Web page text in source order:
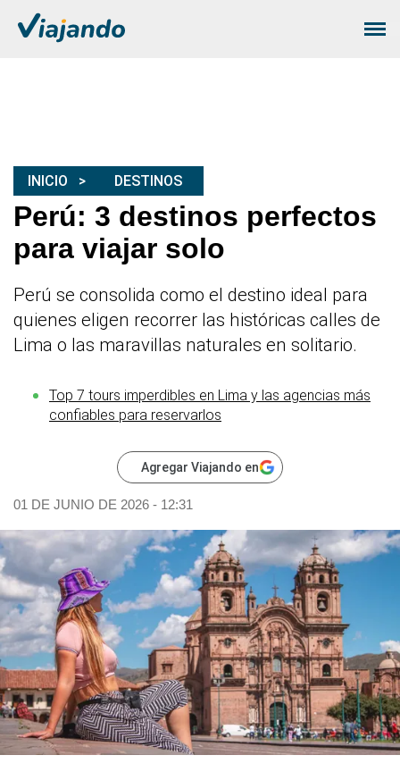
INICIO DESTINOS
Perú: 3 destinos perfectos
para viajar solo
Perú se consolida como el destino ideal para
quienes eligen recorrer las históricas calles de
Lima o las maravillas naturales en solitario.
Top 7 tours imperdibles en Lima y las agencias más
confiables para reservarlos
Agregar Viajando en
01 DE JUNIO DE 2026 - 12:31